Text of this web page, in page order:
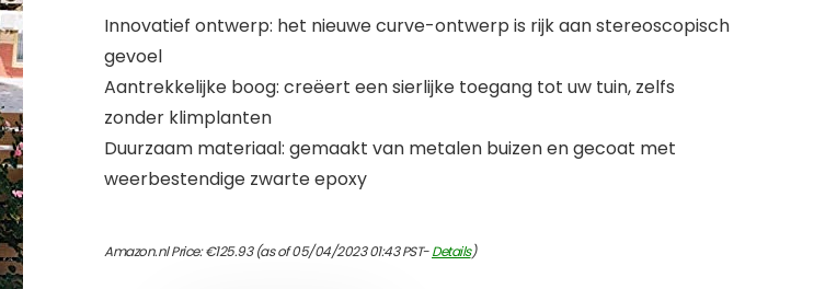
Innovatief ontwerp: het nieuwe curve-ontwerp is rijk aan stereoscopisch
gevoel
Aantrekkelijke boog: creëert een sierlijke toegang tot uw tuin, zelfs
zonder klimplanten
Duurzaam materiaal: gemaakt van metalen buizen en gecoat met
weerbestendige zwarte epoxy
Amazon.nl Price:€125.93(as of 05/04/2023 01:43 PST-Details)